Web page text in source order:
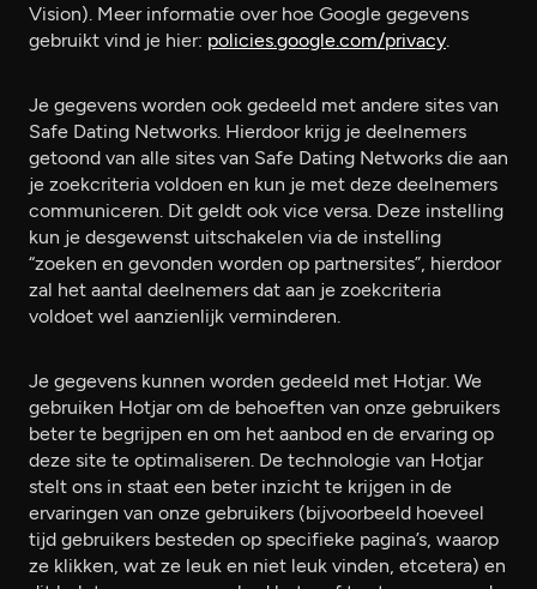
Vision). Meer informatie over hoe Google gegevens
gebruikt vind je hier: policies.google.com/privacy.
Je gegevens worden ook gedeeld met andere sites van
Safe Dating Networks. Hierdoor krijg je deelnemers
getoond van alle sites van Safe Dating Networks die aan
je zoekcriteria voldoen en kun je met deze deelnemers
communiceren. Dit geldt ook vice versa. Deze instelling
kun je desgewenst uitschakelen via de instelling
“zoeken en gevonden worden op partnersites”, hierdoor
zal het aantal deelnemers dat aan je zoekcriteria
voldoet wel aanzienlijk verminderen.
Je gegevens kunnen worden gedeeld met Hotjar. We
gebruiken Hotjar om de behoeften van onze gebruikers
beter te begrijpen en om het aanbod en de ervaring op
deze site te optimaliseren. De technologie van Hotjar
stelt ons in staat een beter inzicht te krijgen in de
ervaringen van onze gebruikers (bijvoorbeeld hoeveel
tijd gebruikers besteden op specifieke pagina’s, waarop
ze klikken, wat ze leuk en niet leuk vinden, etcetera) en